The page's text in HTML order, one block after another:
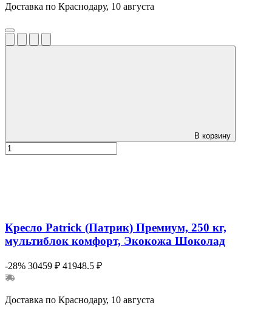
Доставка по Краснодару, 10 августа
В корзину
Кресло Patrick (Патрик) Премиум, 250 кг,
мультиблок комфорт, Экокожа Шоколад
-28% 30459 ₽ 41948.5 ₽
Доставка по Краснодару, 10 августа